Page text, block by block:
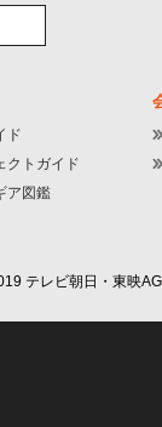
ド
クトガイド
ア図鑑
テレビ朝日・東映